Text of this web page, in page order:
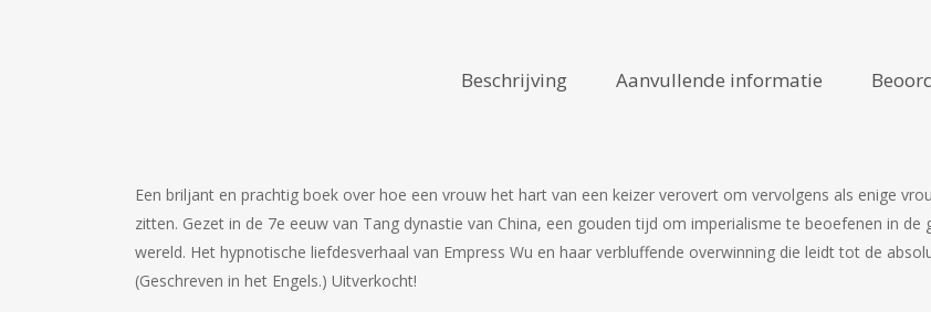
Beschrijving Aanvullende informatie
Een briljant en prachtig boek over hoe een vrouw het hart van een keizer verovert om vervolgens als enige
zitten. Gezet in de 7e eeuw van Tang dynastie van China, een gouden tijd om imperialisme te beoefenen in de
wereld. Het hypnotische liefdesverhaal van Empress Wu en haar verbluffende overwinning die leidt tot de
(Geschreven in het Engels.) Uitverkocht!